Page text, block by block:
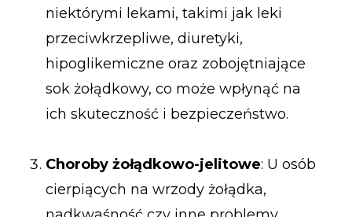
niektórymi lekami, takimi jak leki
przeciwkrzepliwe, diuretyki,
hipoglikemiczne oraz zobojętniające
sok żołądkowy, co może wpłynąć na
ich skuteczność i bezpieczeństwo.
Choroby żołądkowo-jelitowe: U osób
cierpiących na wrzody żołądka,